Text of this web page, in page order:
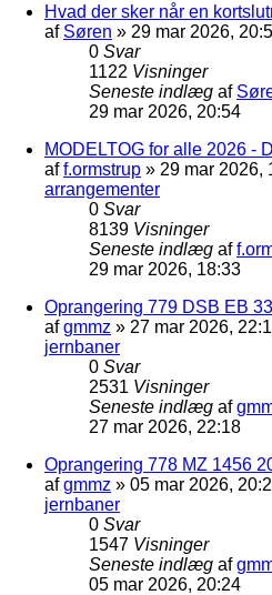
Hvad der sker når en
af Søren » 29 mar 2026,
0 Svar
1122 Visninger
Seneste indlæg af
29 mar 2026, 20:54
MODELTOG for alle 2026 -
aff.ormstrup » 29 mar 2026,
arrangementer
0 Svar
8139 Visninger
Seneste indlæg af
29 mar 2026, 18:33
Oprangering 779 DSB EB
afgmmz » 27 mar 2026,
jernbaner
0 Svar
2531 Visninger
Seneste indlæg af
27 mar 2026, 22:18
Oprangering 778 MZ 1456
afgmmz » 05 mar 2026,
jernbaner
0 Svar
1547 Visninger
Seneste indlæg af
05 mar 2026, 20:24